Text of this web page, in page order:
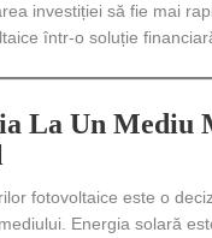
investiției să fie mai
într-o soluție
La Un Mediu
fotovoltaice este o
Energia solară